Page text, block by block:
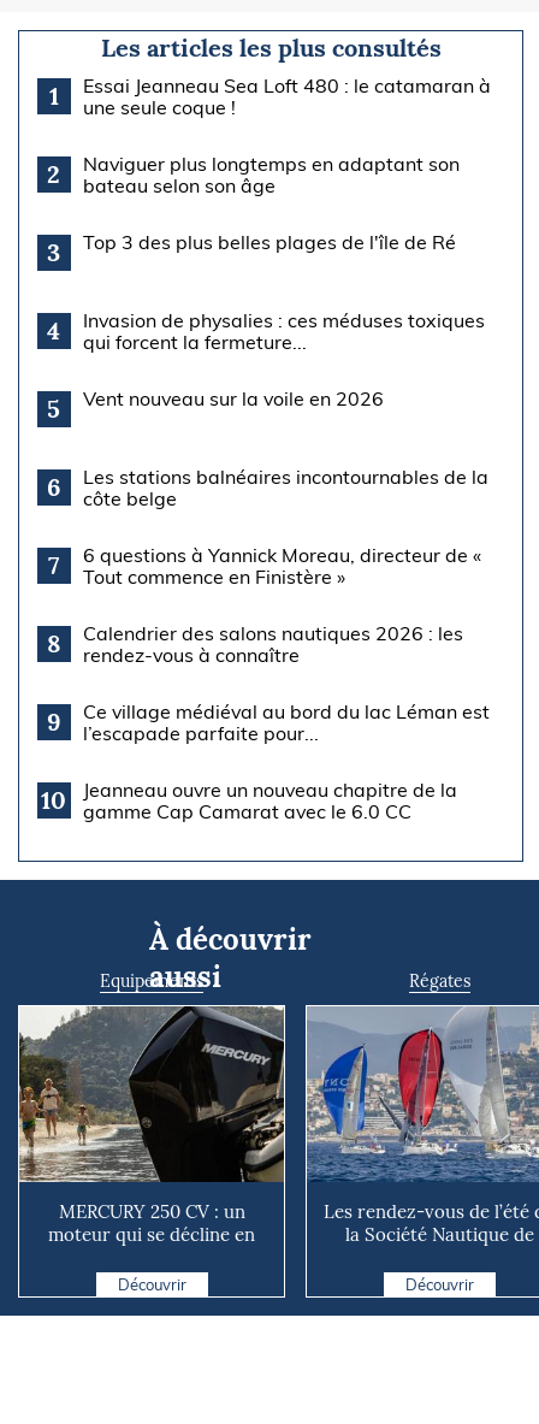
Les articles les plus consultés
1
Essai Jeanneau Sea Loft 480 : le catamaran à
une seule coque !
2
Naviguer plus longtemps en adaptant son
bateau selon son âge
3 Top 3 des plus belles plages de l'île de Ré
4
Invasion de physalies : ces méduses toxiques
qui forcent la fermeture...
5 Vent nouveau sur la voile en 2026
6
Les stations balnéaires incontournables de la
côte belge
7
6 questions à Yannick Moreau, directeur de «
Tout commence en Finistère »
8
Calendrier des salons nautiques 2026 : les
rendez-vous à connaître
9
Ce village médiéval au bord du lac Léman est
l’escapade parfaite pour...
10
Jeanneau ouvre un nouveau chapitre de la
gamme Cap Camarat avec le 6.0 CC
À découvrir
aussi
Equipements
MERCURY 250 CV : un
moteur qui se décline en
Découvrir
Régates
Les rendez-vous de l’été
la Société Nautique de
Découvrir